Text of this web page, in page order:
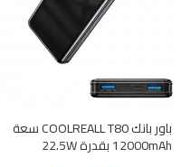
باور بانك COOLREALL T80 سعة
12000mAh بقدرة 22.5W